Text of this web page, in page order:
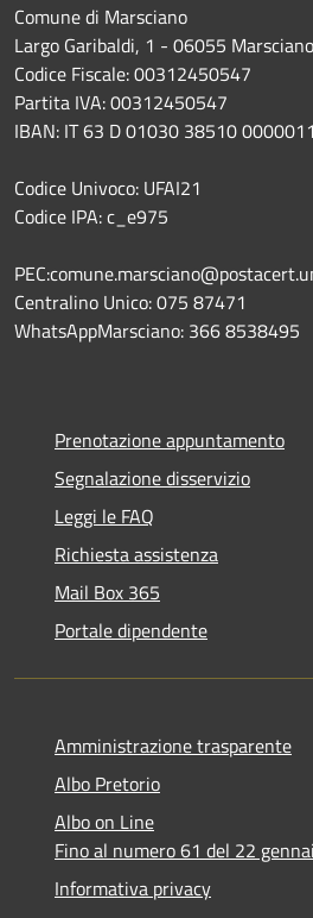
Comune di Marsciano
Largo Garibaldi, 1 - 06055
Codice Fiscale: 00312450547
Partita IVA: 00312450547
IBAN: IT 63 D 01030 38510
Codice Univoco: UFAI21
Codice IPA: c_e975
Centralino Unico: 075 87471
WhatsAppMarsciano: 366 8538495
Prenotazione appuntamento
Segnalazione disservizio
Leggi le FAQ
Richiesta assistenza
Mail Box 365
Portale dipendente
Amministrazione trasparente
Albo Pretorio
Albo on Line
Fino al numero 61 del 22
Informativa privacy